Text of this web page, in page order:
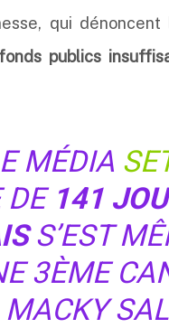
qui dénoncent
publics
MÉDIA
DE 141
S’EST
3ÈME
MACKY